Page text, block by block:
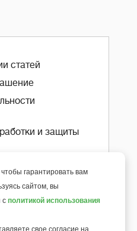
статей
и защиты
6+
гарантировать вам
сайтом, вы
с политикой использования
свое согласие на